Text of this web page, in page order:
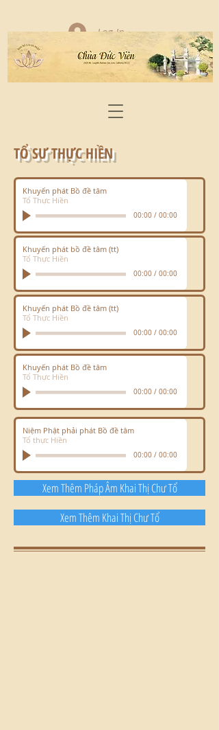
Log In
TỔ SƯ THỰC HIỀN
Khuyến phát Bồ đề tâm
Tổ Thực Hiền
00:00 / 00:00
Khuyến phát bồ đề tâm (tt)
Tổ Thực Hiền
00:00 / 00:00
Khuyến phát Bồ đề tâm (tt)
Tổ Thực Hiền
00:00 / 00:00
Khuyến phát Bồ đề tâm
Tổ Thực Hiền
00:00 / 00:00
Niệm Phật phải phát Bồ đề tâm
Tổ thực Hiền
00:00 / 00:00
Xem Thêm Pháp Âm Khai Thị Chư Tổ
Xem Thêm Khai Thị Chư Tổ